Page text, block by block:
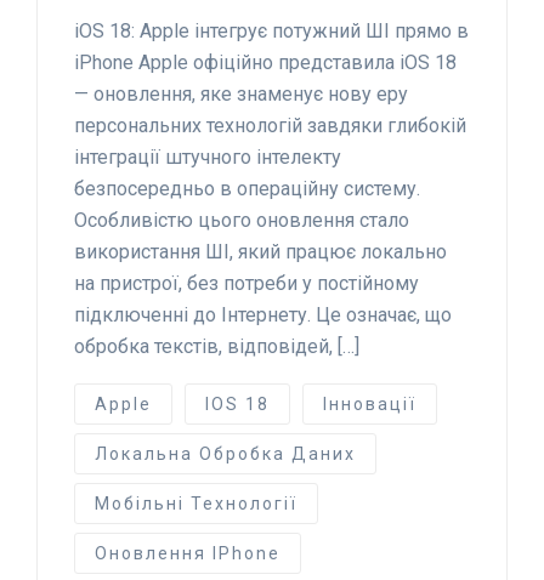
iOS 18: Apple інтегрує потужний ШІ прямо в
iPhone Apple офіційно представила iOS 18
— оновлення, яке знаменує нову еру
персональних технологій завдяки глибокій
інтеграції штучного інтелекту
безпосередньо в операційну систему.
Особливістю цього оновлення стало
використання ШІ, який працює локально
на пристрої, без потреби у постійному
підключенні до Інтернету. Це означає, що
обробка текстів, відповідей, […]
Apple IOS 18 Інновації
Локальна Обробка Даних
Мобільні Технології
Оновлення IPhone